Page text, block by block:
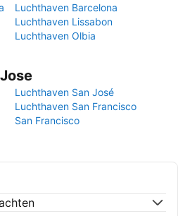
Luchthaven Barcelona
Luchthaven Lissabon
Luchthaven Olbia
Luchthaven San José
Luchthaven San Francisco
San Francisco